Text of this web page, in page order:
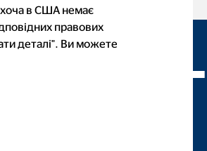
хоча в США немає
правових
деталі". Ви можете